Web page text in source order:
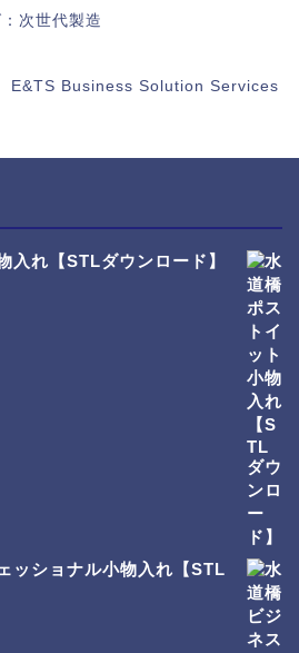
次世代製造
E&TS Business Solution Services
入れ【STLダウンロード】
ッショナル小物入れ【STL